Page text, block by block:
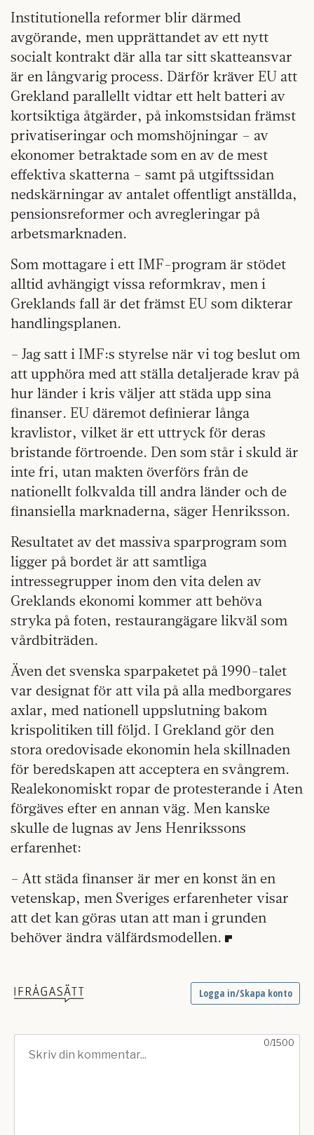
Institutionella reformer blir därmed
avgörande, men upprättandet av ett nytt
socialt kontrakt där alla tar sitt skatteansvar
är en långvarig process. Därför kräver EU att
Grekland parallellt vidtar ett helt batteri av
kortsiktiga åtgärder, på inkomstsidan främst
privatiseringar och momshöjningar – av
ekonomer betraktade som en av de mest
effektiva skatterna – samt på utgiftssidan
nedskärningar av antalet offentligt anställda,
pensionsreformer och avregleringar på
arbetsmarknaden.
Som mottagare i ett IMF-program är stödet
alltid avhängigt vissa reformkrav, men i
Greklands fall är det främst EU som dikterar
handlingsplanen.
– Jag satt i IMF:s styrelse när vi tog beslut om
att upphöra med att ställa detaljerade krav på
hur länder i kris väljer att städa upp sina
finanser. EU däremot definierar långa
kravlistor, vilket är ett uttryck för deras
bristande förtroende. Den som står i skuld är
inte fri, utan makten överförs från de
nationellt folkvalda till andra länder och de
finansiella marknaderna, säger Henriksson.
Resultatet av det massiva sparprogram som
ligger på bordet är att samtliga
intressegrupper inom den vita delen av
Greklands ekonomi kommer att behöva
stryka på foten, restaurangägare likväl som
vårdbiträden.
Även det svenska sparpaketet på 1990-talet
var designat för att vila på alla medborgares
axlar, med nationell uppslutning bakom
krispolitiken till följd. I Grekland gör den
stora oredovisade ekonomin hela skillnaden
för beredskapen att acceptera en svångrem.
Realekonomiskt ropar de protesterande i Aten
förgäves efter en annan väg. Men kanske
skulle de lugnas av Jens Henrikssons
erfarenhet:
– Att städa finanser är mer en konst än en
vetenskap, men Sveriges erfarenheter visar
att det kan göras utan att man i grunden
behöver ändra välfärdsmodellen.